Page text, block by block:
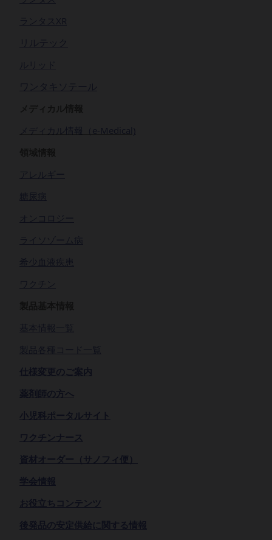
ランタスXR
リルテック
ルリッド
ワンタキソテール
メディカル情報（e-Medical)
アレルギー
糖尿病
オンコロジー
ライソゾーム病
希少血液疾患
ワクチン
基本情報一覧
製品各種コード一覧
仕様変更のご案内
薬剤師の方へ
小児科ポータルサイト
ワクチンナース
資材オーダー（サノフィ便）
学会情報
お役立ちコンテンツ
後発品の安定供給に関する情報